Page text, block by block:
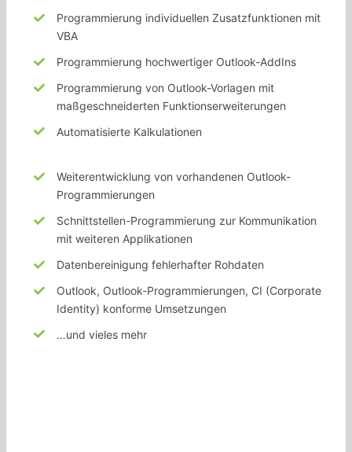
Programmierung individuellen Zusatzfunktionen mit
VBA
Programmierung hochwertigerOutlook-AddIns
Programmierung von Outlook-Vorlagen mit
maßgeschneiderten Funktionserweiterungen
Automatisierte Kalkulationen
Weiterentwicklung von vorhandenen Outlook-
Programmierungen
Schnittstellen-Programmierung zur Kommunikation
mit weiteren Applikationen
Datenbereinigung fehlerhafter Rohdaten
Outlook, Outlook-Programmierungen, CI (Corporate
Identity) konforme Umsetzungen
…und vieles mehr